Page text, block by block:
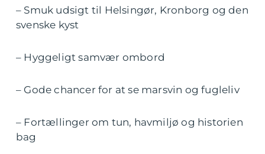
– Smuk udsigt til Helsingør, Kronborg og den
svenske kyst
– Hyggeligt samvær ombord
– Gode chancer for at se marsvin og fugleliv
– Fortællinger om tun, havmiljø og historien
bag